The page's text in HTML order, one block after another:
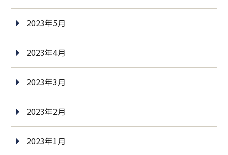
2023年5月
2023年4月
2023年3月
2023年2月
2023年1月